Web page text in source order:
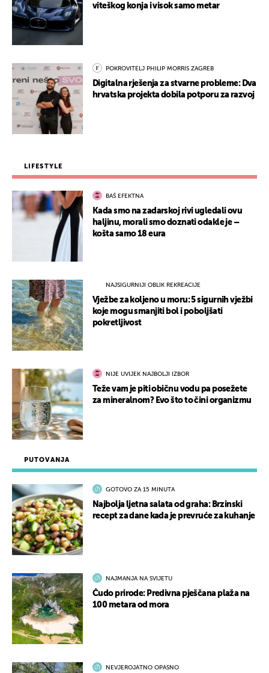
PUTOVANJA
GOTOVO ZA 15 MINUTA
Najbolja ljetna salata od graha: Brzinski
recept za dane kada je prevruće za kuhanje
NAJMANJA NA SVIJETU
Čudo prirode: Predivna pješčana plaža na
100 metara od mora
NEVJEROJATNO OPASNO
viteškog konja i visok samo metar
POKROVITELJ PHILIP MORRIS ZAGREB
Digitalna rješenja za stvarne probleme: Dva
hrvatska projekta dobila potporu za razvoj
LIFESTYLE
BAŠ EFEKTNA
Kada smo na zadarskoj rivi ugledali ovu
haljinu, morali smo doznati odakle je –
košta samo 18 eura
NAJSIGURNIJI OBLIK REKREACIJE
Vježbe za koljeno u moru: 5 sigurnih vježbi
koje mogu smanjiti bol i poboljšati
pokretljivost
NIJE UVIJEK NAJBOLJI IZBOR
Teže vam je piti običnu vodu pa posežete
za mineralnom? Evo što to čini organizmu